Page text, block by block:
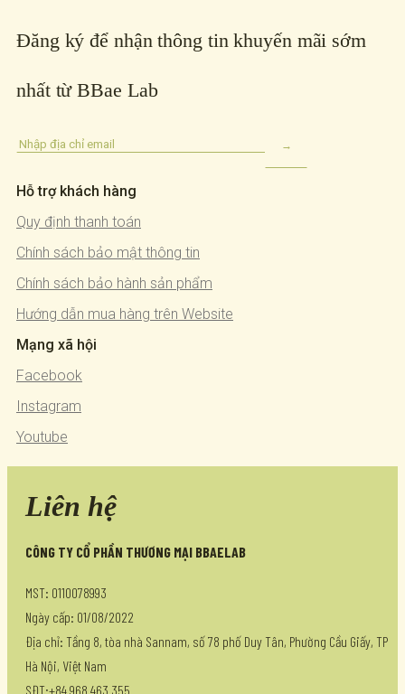
Đăng ký để nhận thông tin khuyến mãi sớm
nhất từ BBae Lab
Hỗ trợ khách hàng
Quy định thanh toán
Chính sách bảo mật thông tin
Chính sách bảo hành sản phẩm
Hướng dẫn mua hàng trên Website
Mạng xã hội
Facebook
Instagram
Youtube
Liên hệ
CÔNG TY CỔ PHẦN THƯƠNG MẠI BBAELAB
MST: 0110078993
Ngày cấp: 01/08/2022
Địa chỉ: Tầng 8, tòa nhà Sannam, số 78 phố Duy Tân, Phường Cầu Giấy, TP
Hà Nội, Việt Nam
SĐT:+84 968 463 355